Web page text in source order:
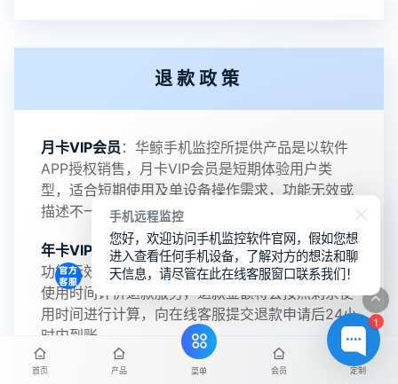
V3.1
2025-10-09 V4.1
退款政策
月卡VIP会员 ：华鲸手机监控所提供产品是以软件
APP授权销售，月卡VIP会员是短期体验用户类
型，适合短期使用及单设备操作需求，功能无效或
描述不一致支持全额退款。
年卡VIP会员：支持无效退款政策，华鲸手机监控
功能无效或描述不一致支持全额退款，且支持剩余
使用时间计价退款服务，退款金额将会按照剩余使
用时间进行计算，向在线客服提交退款申请后24小
时内到账。
终身VIP会员：支持监控功能无效或描述不一致支
首页 产品 菜单 会员 定制
1
手机远程监控
您好，欢迎访问手机监控软件官网，假如您想
进入查看任何手机设备，了解对方的想法和聊
天信息，请尽管在此在线客服窗口联系我们！